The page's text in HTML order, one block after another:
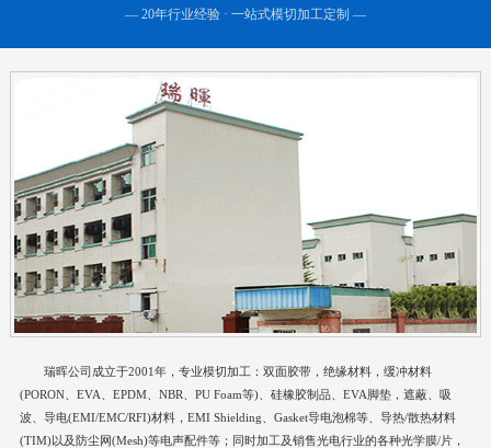
— 20年行业经验 · 一站式模切加工定制 —
瑞晖公司成立于2001年，专业模切加工：双面胶带，绝缘材料，缓冲材料
(PORON、EVA、EPDM、NBR、PU Foam等)、硅橡胶制品、EVA脚垫，遮蔽、吸
波、导电(EMI/EMC/RFI)材料，EMI Shielding、Gasket导电泡棉等、导热/散热材料
(TIM)以及防尘网(Mesh)等电声配件等；同时加工及销售光电行业的各种光学膜/片，